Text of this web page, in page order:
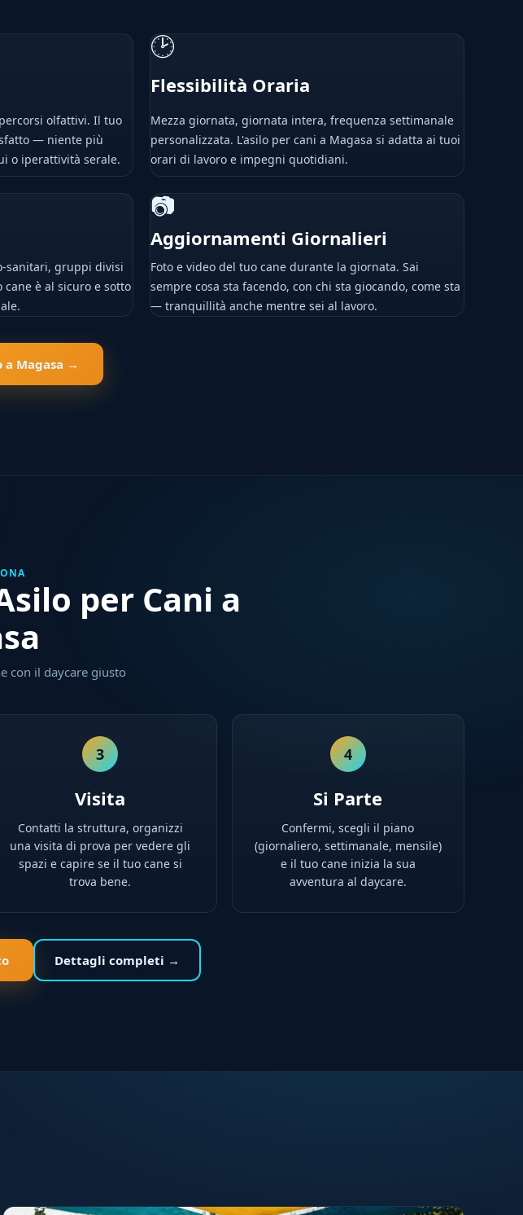
olfattivi. Il tuo
— niente più
o iperattività serale.
🕑
Flessibilità Oraria
Mezza giornata, giornata intera, frequenza settimanale
personalizzata. L'asilo per cani a Magasa si adatta ai tuoi
orari di lavoro e impegni quotidiani.
sanitari, gruppi divisi
è al sicuro e sotto
📷
Aggiornamenti Giornalieri
Foto e video del tuo cane durante la giornata. Sai
sempre cosa sta facendo, con chi sta giocando, come sta
— tranquillità anche mentre sei al lavoro.
a Magasa →
per Cani a
con il daycare giusto
3
Visita
Contatti la struttura, organizzi
una visita di prova per vedere gli
spazi e capire se il tuo cane si
trova bene.
4
Si Parte
Confermi, scegli il piano
(giornaliero, settimanale, mensile)
e il tuo cane inizia la sua
avventura al daycare.
Dettagli completi →